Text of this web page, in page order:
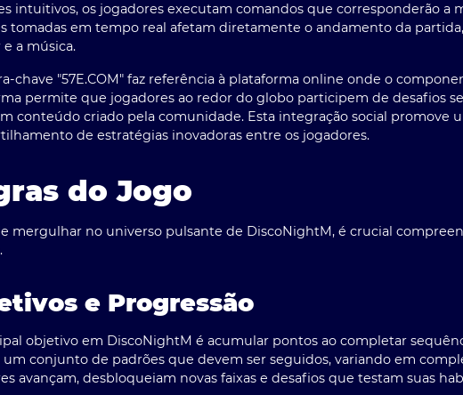
intuitivos, os jogadores executam comandos que corresponderão a
tomadas em tempo real afetam diretamente o andamento da
a música.
chave "57E.COM" faz referência à plataforma online onde o
permite que jogadores ao redor do globo participem de desafios
conteúdo criado pela comunidade. Esta integração social promove
de estratégias inovadoras entre os jogadores.
do Jogo
mergulhar no universo pulsante de DiscoNightM, é crucial
e Progressão
objetivo em DiscoNightM é acumular pontos ao completar
um conjunto de padrões que devem ser seguidos, variando em
avançam, desbloqueiam novas faixas e desafios que testam suas